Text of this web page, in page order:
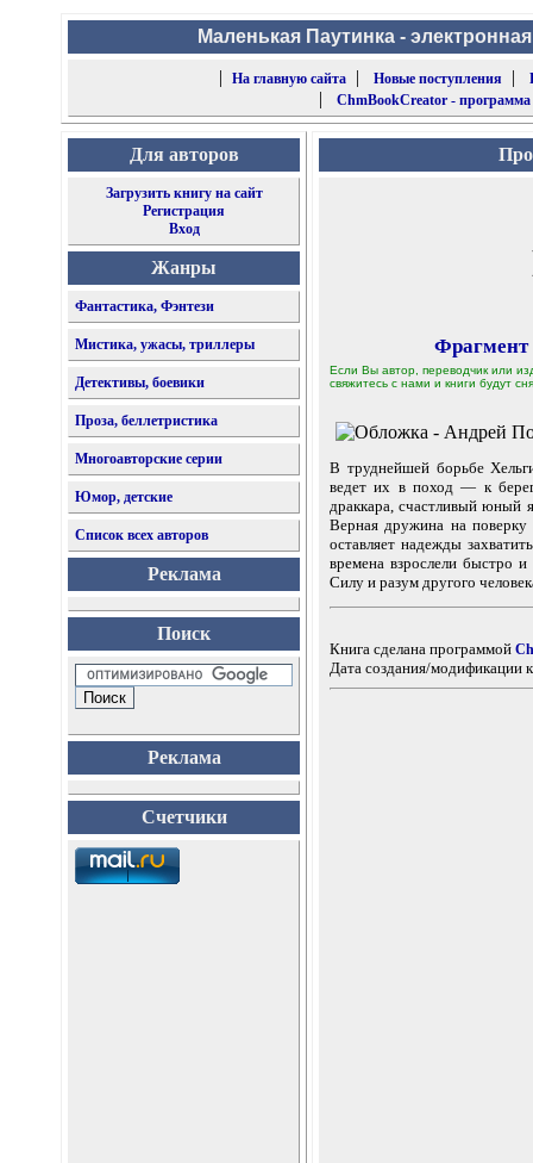
Маленькая Паутинка -
|
На главную сайта| Новые поступления |
| ChmBookCreator -
Для авторов
Загрузить книгу на сайт
Регистрация
Вход
Жанры
Фантастика, Фэнтези
Мистика, ужасы, триллеры
Детективы, боевики
Проза, беллетристика
Многоавторские серии
Юмор, детские
Список всех авторов
Реклама
Поиск
Реклама
Счетчики
Фрагмент
Если Вы автор, переводчик или
свяжитесь с нами и книги будут
В труднейшей борьбе
ведет их в поход — к
драккара, счастливый юный
Верная дружина на
оставляет надежды
времена взрослели быстро
Силу и разум другого
Книга сделана программой
Дата создания/модификации